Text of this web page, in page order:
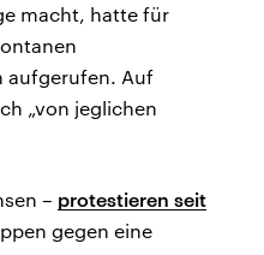
macht, hatte für
aufgerufen. Auf
„von jeglichen
– protestieren seit
gegen eine